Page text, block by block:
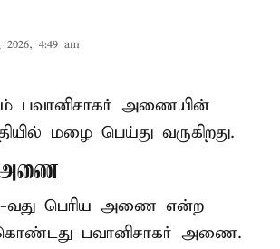
2026, 4:49 am
பவானிசாகர் அணையின்
மழை பெய்து வருகிறது.
அணை
வது பெரிய அணை என்ற
பவானிசாகர் அணை.